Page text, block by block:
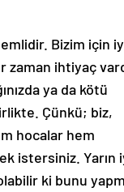
Bizim için
zaman ihtiyaç
ya da kötü
Çünkü; biz,
hocalar hem
istersiniz. Yarın
ki bunu